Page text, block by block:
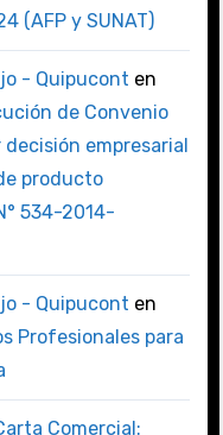
(AFP y SUNAT)
- Quipucont en
de Convenio
empresarial
producto
534-2014-
- Quipucont en
Profesionales para
Comercial: